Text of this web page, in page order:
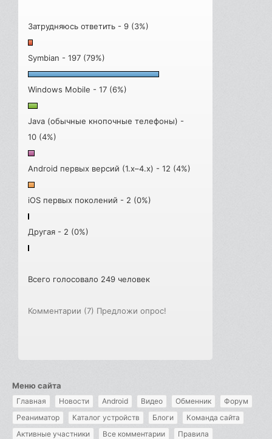
Затрудняюсь ответить - 9 (3%)
Symbian - 197 (79%)
Windows Mobile - 17 (6%)
Java (обычные кнопочные телефоны) -
10 (4%)
Android первых версий (1.x–4.x) - 12 (4%)
iOS первых поколений - 2 (0%)
Другая - 2 (0%)
Всего голосовало 249 человек
Комментарии (7) Предложи опрос!
Меню сайта
Главная Новости Android Видео Обменник
Форум
Реаниматор
Каталог устройств Блоги
Команда сайта
Активные участники
Все комментарии Правила